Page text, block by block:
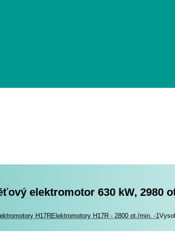
elektromotor 630 kW, 2980
H17RElektromotory H17R - 2800 ot./min. -1